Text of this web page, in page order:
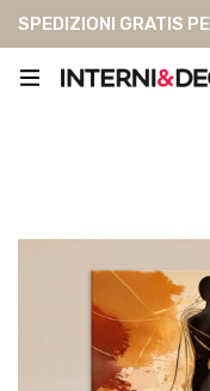
SPEDIZIONI GRATIS